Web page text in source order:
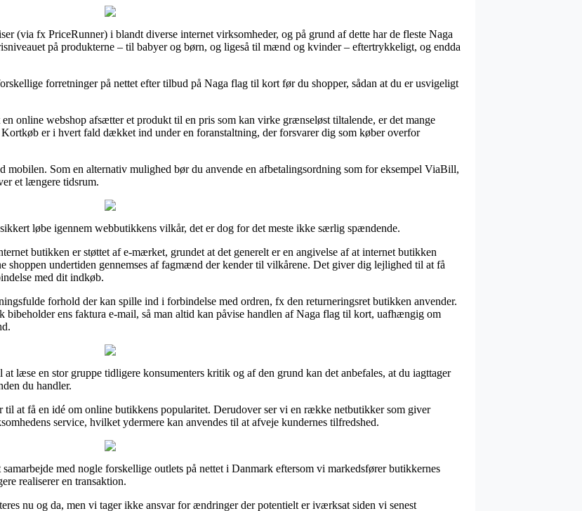
(via fx PriceRunner) i blandt diverse internet virksomheder, og på grund af dette har de fleste Naga
på produkterne – til babyer og børn, og ligeså til mænd og kvinder – eftertrykkeligt, og endda
forretninger på nettet efter tilbud på Naga flag til kort før du shopper, sådan at du er usvigeligt
online webshop afsætter et produkt til en pris som kan virke grænseløst tiltalende, er det mange
er i hvert fald dækket ind under en foranstaltning, der forsvarer dig som køber overfor
mobilen. Som en alternativ mulighed bør du anvende en afbetalingsordning som for eksempel ViaBill,
et længere tidsrum.
løbe igennem webbutikkens vilkår, det er dog for det meste ikke særlig spændende.
butikken er støttet af e-mærket, grundet at det generelt er en angivelse af at internet butikken
shoppen undertiden gennemses af fagmænd der kender til vilkårene. Det giver dig lejlighed til at få
med dit indkøb.
forhold der kan spille ind i forbindelse med ordren, fx den returneringsret butikken anvender.
ens faktura e-mail, så man altid kan påvise handlen af Naga flag til kort, uafhængig om
læse en stor gruppe tidligere konsumenters kritik og af den grund kan det anbefales, at du iagttager
du handler.
til at få en idé om online butikkens popularitet. Derudover ser vi en række netbutikker som giver
service, hvilket ydermere kan anvendes til at afveje kundernes tilfredshed.
med nogle forskellige outlets på nettet i Danmark eftersom vi markedsfører butikkernes
realiserer en transaktion.
nu og da, men vi tager ikke ansvar for ændringer der potentielt er iværksat siden vi senest